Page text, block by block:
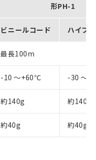
形PH-1
ビニールコード ハイブ
最長100m
-10 ～+60℃ -30 ～
約140g 約140g
約40g 約40g